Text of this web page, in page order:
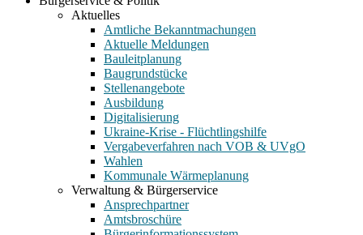
Aktuelles
Amtliche Bekanntmachungen
Aktuelle Meldungen
Bauleitplanung
Baugrundstücke
Stellenangebote
Ausbildung
Digitalisierung
Ukraine-Krise - Flüchtlingshilfe
Vergabeverfahren nach VOB & UVgO
Wahlen
Kommunale Wärmeplanung
Verwaltung & Bürgerservice
Ansprechpartner
Amtsbroschüre